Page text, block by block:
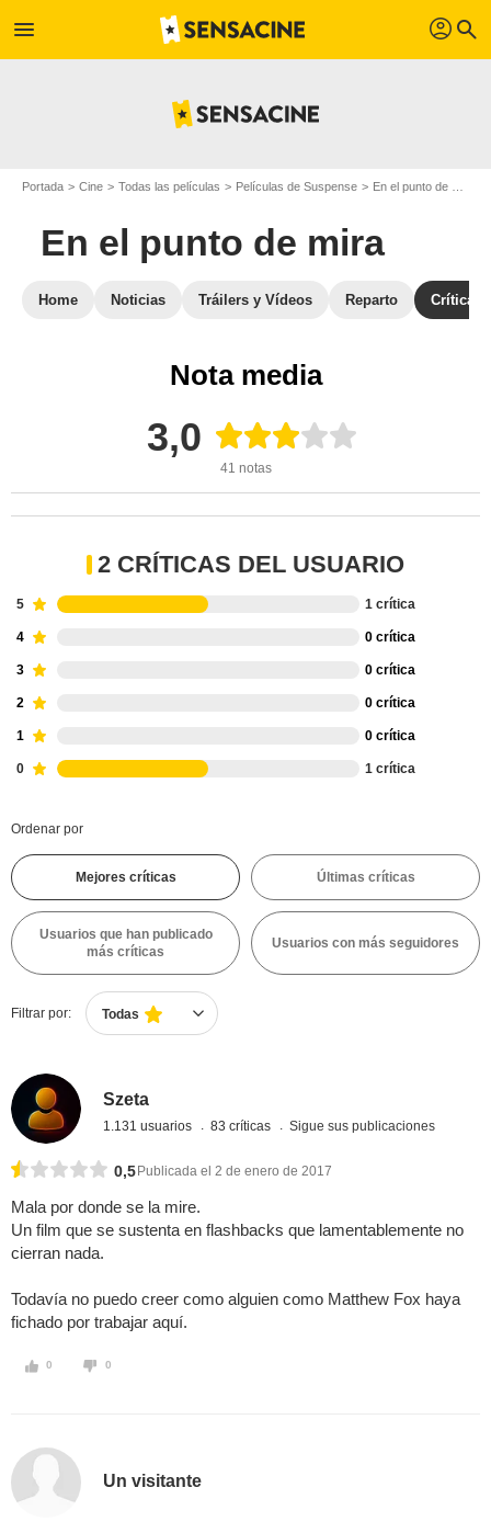
menu profil search
Portada Cine Todas las películas Películas de Suspense En el punto de mira
En el punto de mira
Home Noticias Tráilers y Vídeos Reparto Críticas
Nota media
3,0
41 notas
2 CRÍTICAS DEL USUARIO
5 1 crítica
4 0 crítica
3 0 crítica
2 0 crítica
1 0 crítica
0 1 crítica
Ordenar por
Mejores críticas Últimas críticas
Usuarios que han publicado
más críticas
Usuarios con más seguidores
Filtrar por: Todas
Szeta
1.131 usuarios 83 críticas Sigue sus publicaciones
0,5 Publicada el 2 de enero de 2017
Mala por donde se la mire.
Un film que se sustenta en flashbacks que lamentablemente no
cierran nada.
Todavía no puedo creer como alguien como Matthew Fox haya
fichado por trabajar aquí.
0 0
Un visitante